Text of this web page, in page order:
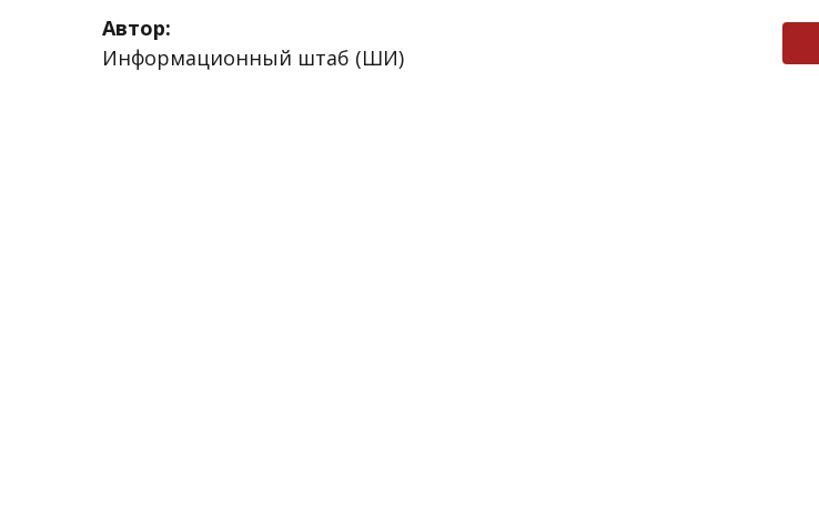
Автор:
Информационный штаб (ШИ)